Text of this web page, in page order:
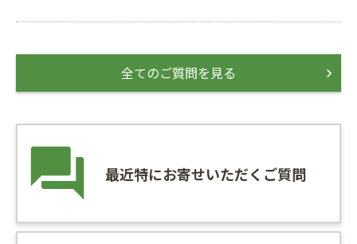
全てのご質問を見る
最近特にお寄せいただくご質問